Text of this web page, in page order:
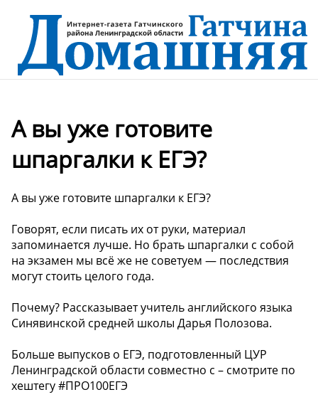
А вы уже готовите
шпаргалки к ЕГЭ?
А вы уже готовите шпаргалки к ЕГЭ?
Говорят, если писать их от руки, материал
запоминается лучше. Но брать шпаргалки с собой
на экзамен мы всё же не советуем — последствия
могут стоить целого года.
Почему? Рассказывает учитель английского языка
Синявинской средней школы Дарья Полозова.
Больше выпусков о ЕГЭ, подготовленный ЦУР
Ленинградской области совместно с – смотрите по
хештегу #ПРО100ЕГЭ